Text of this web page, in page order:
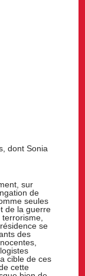
dont Sonia
sur
de
seules
de la guerre
se
des
cible de ces
cette